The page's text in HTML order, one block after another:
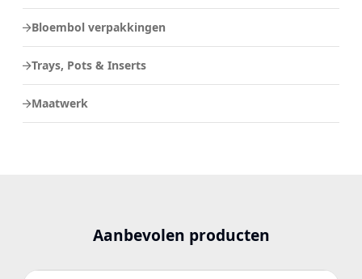
Bloembol verpakkingen
Trays, Pots & Inserts
Maatwerk
Aanbevolen producten